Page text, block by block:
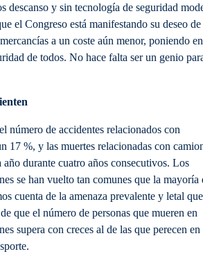
descanso y sin tecnología de seguridad
el Congreso está manifestando su deseo de
a un coste aún menor, poniendo en
de todos. No hace falta ser un genio
número de accidentes relacionados con
17 %, y las muertes relacionadas con
año durante cuatro años consecutivos. Los
se han vuelto tan comunes que la mayoría
cuenta de la amenaza prevalente y letal que
que el número de personas que mueren en
supera con creces al de las que perecen en